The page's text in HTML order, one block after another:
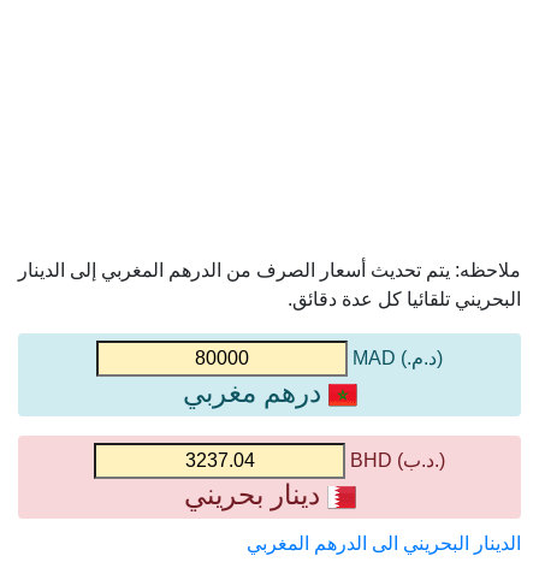
ملاحظه: يتم تحديث أسعار الصرف من الدرهم المغربي إلى الدينار
البحريني تلقائيا كل عدة دقائق.
(د.م.) MAD
درهم مغربي
(.د.ب) BHD
دينار بحريني
الدينار البحريني الى الدرهم المغربي